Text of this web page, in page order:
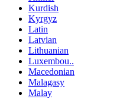
Kurdish
Kyrgyz
Latin
Latvian
Lithuanian
Luxembou..
Macedonian
Malagasy
Malay